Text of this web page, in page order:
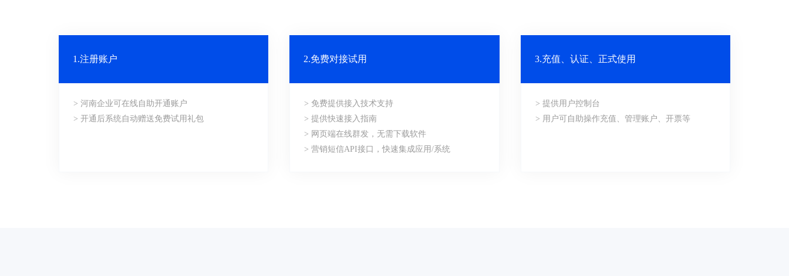
1.注册账户
> 河南企业可在线自助开通账户
> 开通后系统自动赠送免费试用礼包
2.免费对接试用
> 免费提供接入技术支持
> 提供快速接入指南
> 网页端在线群发，无需下载软件
> 营销短信API接口，快速集成应用/系统
3.充值、认证、正式使用
> 提供用户控制台
> 用户可自助操作充值、管理账户、开票等